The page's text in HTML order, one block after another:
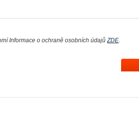
Informace o ochraně osobních údajůZDE.